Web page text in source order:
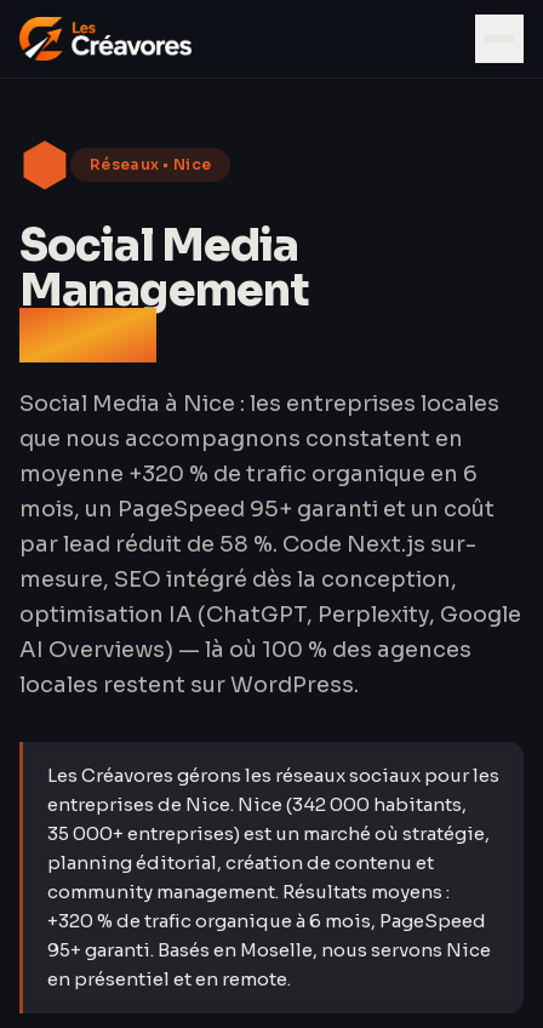
⬢ Réseaux • Nice
Social Media
Management
à Nice
Social Media à Nice : les entreprises locales
que nous accompagnons constatent en
moyenne +320 % de trafic organique en 6
mois, un PageSpeed 95+ garanti et un coût
par lead réduit de 58 %. Code Next.js sur-
mesure, SEO intégré dès la conception,
optimisation IA (ChatGPT, Perplexity, Google
AI Overviews) — là où 100 % des agences
locales restent sur WordPress.
Les Créavores gérons les réseaux sociaux pour les
entreprises de Nice. Nice (342 000 habitants,
35 000+ entreprises) est un marché où stratégie,
planning éditorial, création de contenu et
community management. Résultats moyens :
+320 % de trafic organique à 6 mois, PageSpeed
95+ garanti. Basés en Moselle, nous servons Nice
en présentiel et en remote.